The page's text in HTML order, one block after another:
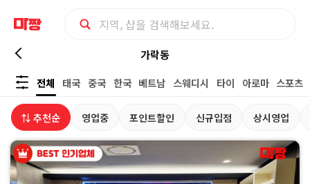
마
사
지
최
가락동
전체
태국 중국 한국 베트남 스웨디시 타이 아로마 스포츠
⇅ 추천순 영업중 포인트할인 신규입점 상시영업